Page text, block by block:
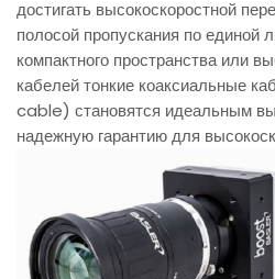
достигать высокоскоростной
полосой пропускания по единой
компактного пространства или
кабелей тонкие коаксиальные
cable) становятся идеальным
надежную гарантию для